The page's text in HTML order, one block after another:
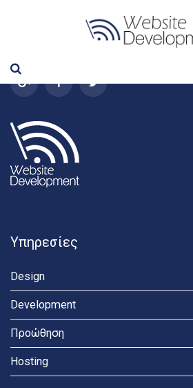
Υπηρεσίες
Design
Development
Προώθηση
Hosting